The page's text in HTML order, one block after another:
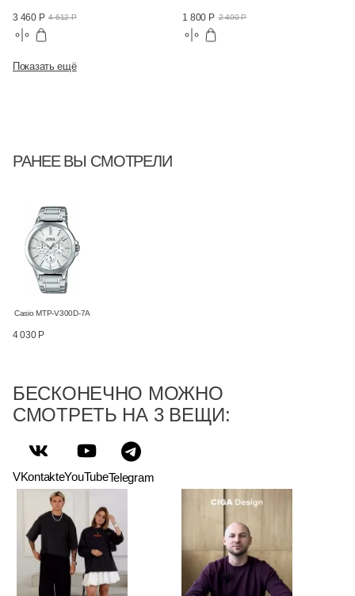
3 460 Р 4 612 Р
1 800 Р 2 400 Р
Показать ещё
РАНЕЕ ВЫ СМОТРЕЛИ
Casio MTP-V300D-7A
4 030 Р
БЕСКОНЕЧНО МОЖНО
СМОТРЕТЬ НА 3 ВЕЩИ:
VKontakteYouTubeTelegram